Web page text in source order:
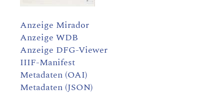
Anzeige Mirador
Anzeige WDB
Anzeige DFG-Viewer
IIIF-Manifest
Metadaten (OAI)
Metadaten (JSON)